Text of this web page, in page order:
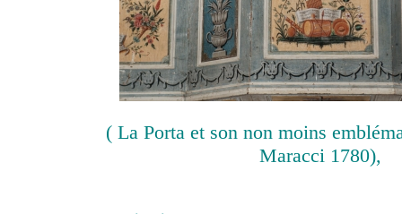
( La Porta et son non moins
Maracci 1780),